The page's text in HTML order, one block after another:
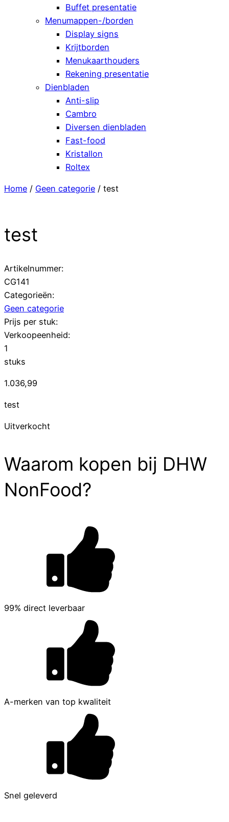
Buffet presentatie
Menumappen-/borden
Display signs
Krijtborden
Menukaarthouders
Rekening presentatie
Dienbladen
Anti-slip
Cambro
Diversen dienbladen
Fast-food
Kristallon
Roltex
Home / Geen categorie / test
test
Artikelnummer:
CG141
Categorieën:
Geen categorie
Prijs per stuk:
Verkoopeenheid:
1
stuks
1.036,99
test
Uitverkocht
Waarom kopen bij DHW
NonFood?
99% direct leverbaar
A-merken van top kwaliteit
Snel geleverd